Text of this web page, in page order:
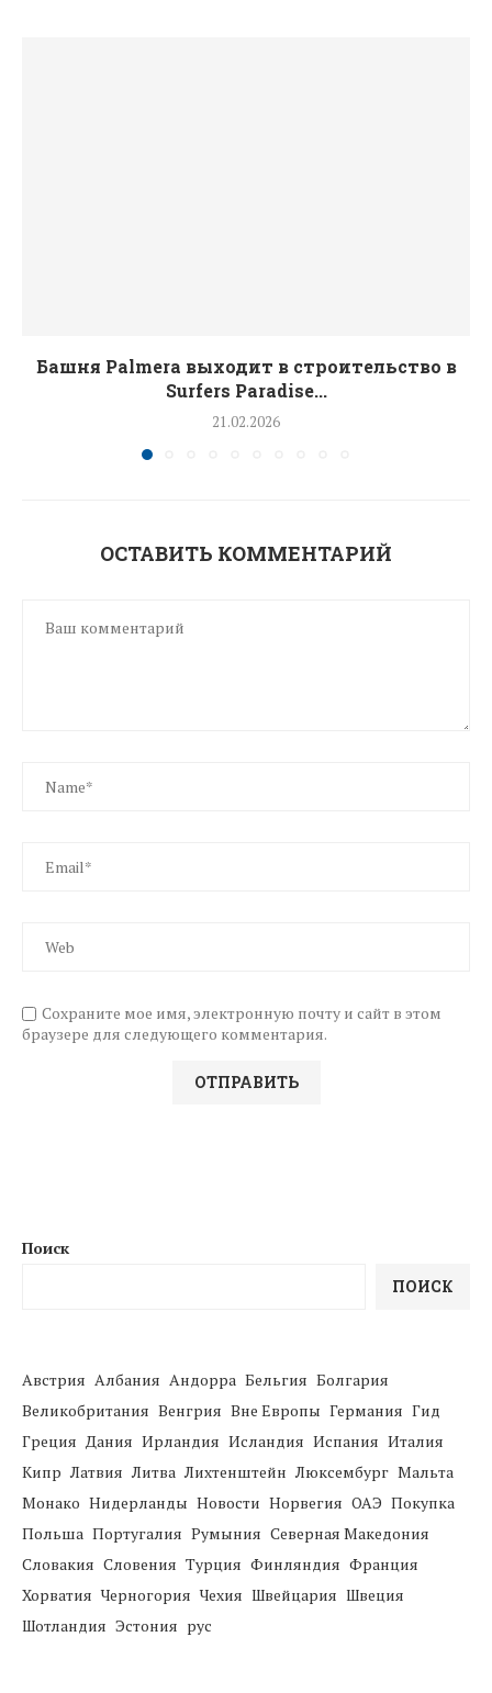
Башня Palmera выходит в строительство в
Surfers Paradise...
21.02.2026
ОСТАВИТЬ КОММЕНТАРИЙ
Сохраните мое имя, электронную почту и сайт в этом
браузере для следующего комментария.
Поиск
ПОИСК
Австрия Албания Андорра Бельгия Болгария
Великобритания Венгрия Вне Европы Германия Гид
Греция Дания Ирландия Исландия Испания Италия
Кипр Латвия Литва Лихтенштейн Люксембург Мальта
Монако Нидерланды Новости Норвегия ОАЭ Покупка
Польша Португалия Румыния Северная Македония
Словакия Словения Турция Финляндия Франция
Хорватия Черногория Чехия Швейцария Швеция
Шотландия Эстония рус